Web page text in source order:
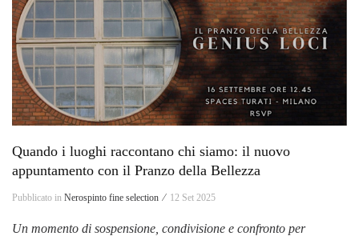
Quando i luoghi raccontano chi siamo: il nuovo
appuntamento con il Pranzo della Bellezza
Pubblicato in Nerospinto fine selection ⁄ 12 Set 2025
Un momento di sospensione, condivisione e confronto per